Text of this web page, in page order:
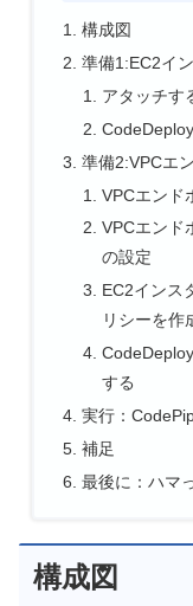
構成図
準備1:EC2イ
アタッチす
準備2:VPCエ
VPCエンド
VPCエンド
の設定
EC2インス
リシーを作
する
実行：
補足
最後に：ハマ
構成図